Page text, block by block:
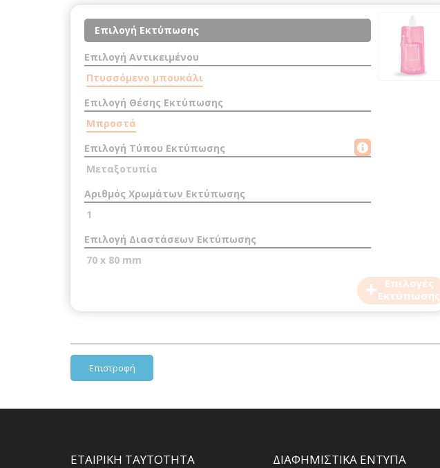
+
Επιλογές
Εκτύπωσης
Επιλογή Εκτύπωσης
Επιλογή Αντικειμένου
Πτυσσόμενο μπουκάλι
Επιλογή Θέσης Εκτύπωσης
Μπροστά
Επιλογή Τύπου Εκτύπωσης
Μεταξοτυπία
Αριθμός Χρωμάτων Εκτύπωσης
1
Επιλογή Διαστάσεων Εκτύπωσης
70 x 80 mm
Επιστροφή
ΕΤΑΙΡΙΚΗ ΤΑΥΤΟΤΗΤΑ ΔΙΑΦΗΜΙΣΤΙΚΑ ΕΝΤΥΠΑ